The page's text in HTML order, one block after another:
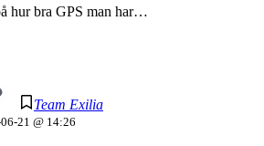
hur bra GPS man har…
Team Exilia
21 @ 14:26